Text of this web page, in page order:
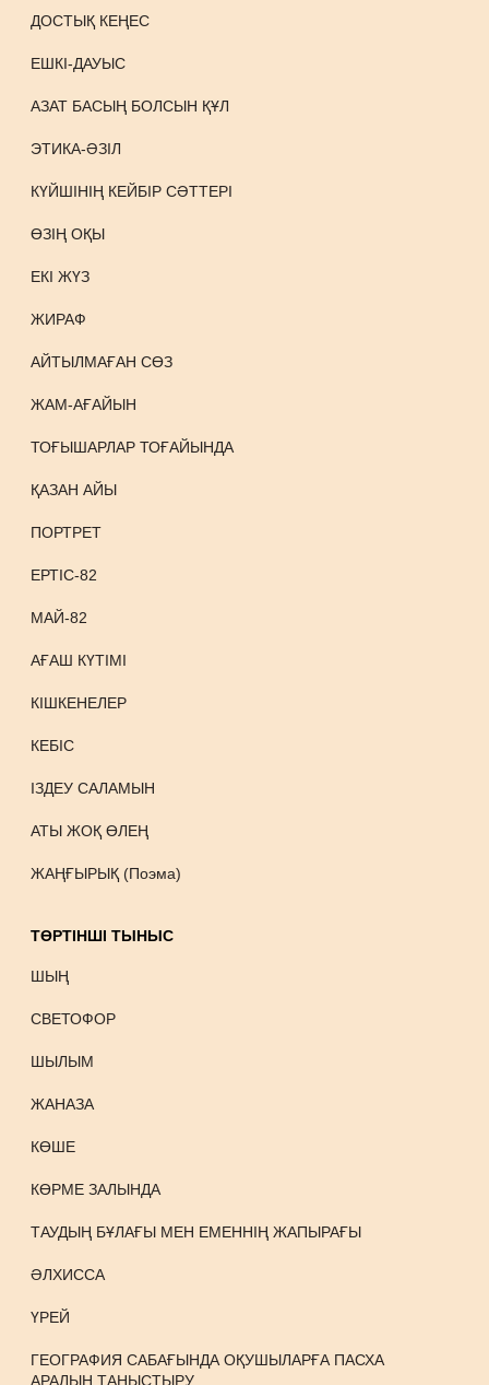
ДОСТЫҚ КЕҢЕС
ЕШКІ-ДАУЫС
АЗАТ БАСЫҢ БОЛСЫН ҚҰЛ
ЭТИКА-ӘЗІЛ
КҮЙШІНІҢ КЕЙБІР СӘТТЕРІ
ӨЗІҢ ОҚЫ
ЕКІ ЖҮЗ
ЖИРАФ
АЙТЫЛМАҒАН СӨЗ
ЖАМ-АҒАЙЫН
ТОҒЫШАРЛАР ТОҒАЙЫНДА
ҚАЗАН АЙЫ
ПОРТРЕТ
ЕРТІС-82
МАЙ-82
АҒАШ КҮТІМІ
КІШКЕНЕЛЕР
КЕБІС
ІЗДЕУ САЛАМЫН
АТЫ ЖОҚ ӨЛЕҢ
ЖАҢҒЫРЫҚ (Поэма)
ТӨРТІНШІ ТЫНЫС
ШЫҢ
СВЕТОФОР
ШЫЛЫМ
ЖАНАЗА
КӨШЕ
КӨРМЕ ЗАЛЫНДА
ТАУДЫҢ БҰЛАҒЫ МЕН ЕМЕННІҢ ЖАПЫРАҒЫ
ӘЛХИССА
ҮРЕЙ
ГЕОГРАФИЯ САБАҒЫНДА ОҚУШЫЛАРҒА ПАСХА
АРАЛЫН ТАНЫСТЫРУ